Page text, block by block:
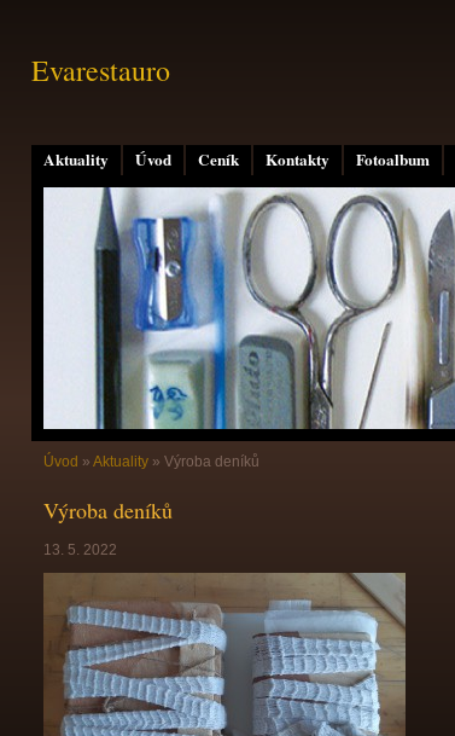
Aktuality Úvod Ceník Kontakty Fotoalbum
Evarestauro
Úvod » Aktuality » Výroba deníků
Výroba deníků
13. 5. 2022